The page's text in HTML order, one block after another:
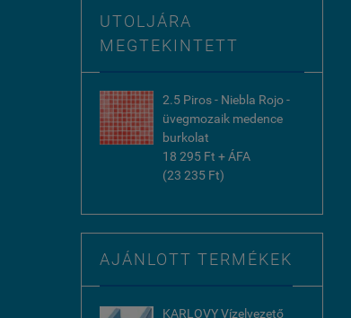
UTOLJÁRA
MEGTEKINTETT
2.5 Piros - Niebla Rojo -
üvegmozaik medence
burkolat
18 295 Ft + ÁFA
(23 235 Ft)
AJÁNLOTT TERMÉKEK
KARLOVY Vízelvezető